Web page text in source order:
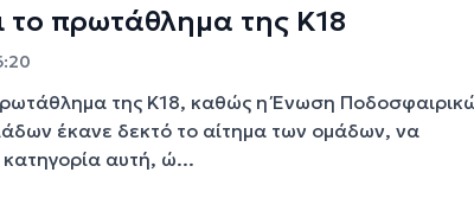
το πρωτάθλημα της Κ18
της Κ18, καθώς η Ένωση
έκανε δεκτό το αίτημα των ομάδων, να
αυτή, ώ...